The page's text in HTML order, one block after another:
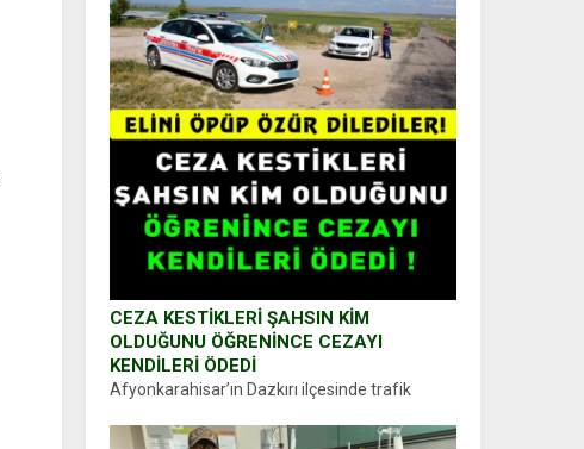
CEZA KESTİKLERİ ŞAHSIN KİM
OLDUĞUNU ÖĞRENİNCE CEZAYI
KENDİLERİ ÖDEDİ
Afyonkarahisar’ın Dazkırı ilçesinde trafik
durdurdukları bir otomobilin sürücüsünden